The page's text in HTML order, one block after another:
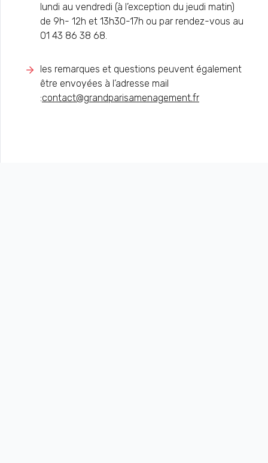
lundi au vendredi (à l’exception du jeudi matin)
de 9h- 12h et 13h30-17h ou par rendez-vous au
01 43 86 38 68.
les remarques et questions peuvent également
être envoyées à l’adresse mail
:contact@grandparisamenagement.fr